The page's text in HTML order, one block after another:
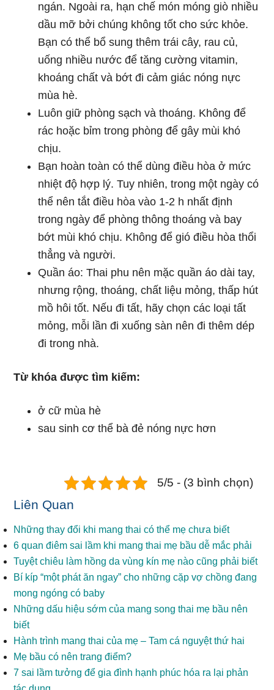
ngán. Ngoài ra, hạn chế món móng giò nhiều
dầu mỡ bởi chúng không tốt cho sức khỏe.
Bạn có thể bổ sung thêm trái cây, rau củ,
uống nhiều nước để tăng cường vitamin,
khoáng chất và bớt đi cảm giác nóng nực
mùa hè.
Luôn giữ phòng sạch và thoáng. Không để
rác hoặc bỉm trong phòng để gây mùi khó
chịu.
Bạn hoàn toàn có thể dùng điều hòa ở mức
nhiệt độ hợp lý. Tuy nhiên, trong một ngày có
thể nên tắt điều hòa vào 1-2 h nhất định
trong ngày để phòng thông thoáng và bay
bớt mùi khó chịu. Không để gió điều hòa thổi
thẳng và người.
Quần áo: Thai phu nên mặc quần áo dài tay,
nhưng rộng, thoáng, chất liệu mỏng, thấp hút
mồ hôi tốt. Nếu đi tất, hãy chọn các loại tất
mỏng, mỗi lần đi xuống sàn nên đi thêm dép
đi trong nhà.
Từ khóa được tìm kiếm:
ở cữ mùa hè
sau sinh cơ thể bà đẻ nóng nực hơn
5/5 - (3 bình chọn)
Liên Quan
Những thay đổi khi mang thai có thể mẹ chưa biết
6 quan điêm sai lầm khi mang thai mẹ bầu dễ mắc phải
Tuyệt chiêu làm hồng da vùng kín mẹ nào cũng phải biết
Bí kíp “một phát ăn ngay” cho những cặp vợ chồng đang
mong ngóng có baby
Những dấu hiệu sớm của mang song thai mẹ bầu nên
biết
Hành trình mang thai của mẹ – Tam cá nguyệt thứ hai
Mẹ bầu có nên trang điểm?
7 sai lầm tưởng để gia đình hạnh phúc hóa ra lại phản